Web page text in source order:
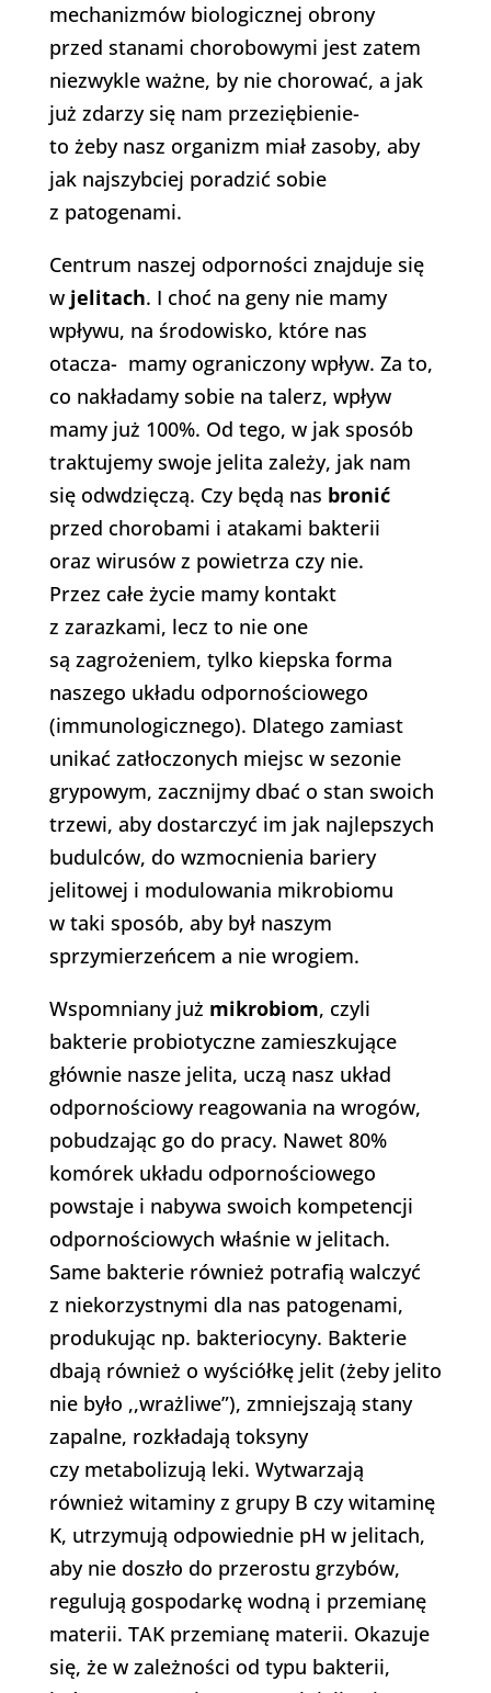
mechanizmów biologicznej obrony
przed stanami chorobowymi jest zatem
niezwykle ważne, by nie chorować, a jak
już zdarzy się nam przeziębienie-
to żeby nasz organizm miał zasoby, aby
jak najszybciej poradzić sobie
z patogenami.
Centrum naszej odporności znajduje się
wjelitach. I choć na geny nie mamy
wpływu, na środowisko, które nas
otacza- mamy ograniczony wpływ. Za to,
co nakładamy sobie na talerz, wpływ
mamy już 100%. Od tego, w jak sposób
traktujemy swoje jelita zależy, jak nam
się odwdzięczą. Czy będą nas bronić
przed chorobami i atakami bakterii
oraz wirusów z powietrza czy nie.
Przez całe życie mamy kontakt
z zarazkami, lecz to nie one
są zagrożeniem, tylko kiepska forma
naszego układu odpornościowego
(immunologicznego). Dlatego zamiast
unikać zatłoczonych miejsc w sezonie
grypowym, zacznijmy dbać o stan swoich
trzewi, aby dostarczyć im jak najlepszych
budulców, do wzmocnienia bariery
jelitowej i modulowania mikrobiomu
w taki sposób, aby był naszym
sprzymierzeńcem a nie wrogiem.
Wspomniany już mikrobiom, czyli
bakterie probiotyczne zamieszkujące
głównie nasze jelita, uczą nasz układ
odpornościowy reagowania na wrogów,
pobudzając go do pracy. Nawet 80%
komórek układu odpornościowego
powstaje i nabywa swoich kompetencji
odpornościowych właśnie w jelitach.
Same bakterie również potrafią walczyć
z niekorzystnymi dla nas patogenami,
produkując np. bakteriocyny. Bakterie
dbają również o wyściółkę jelit (żeby jelito
nie było ,,wrażliwe”), zmniejszają stany
zapalne, rozkładają toksyny
czy metabolizują leki. Wytwarzają
również witaminy z grupy B czy witaminę
K, utrzymują odpowiednie pH w jelitach,
aby nie doszło do przerostu grzybów,
regulują gospodarkę wodną i przemianę
materii. TAK przemianę materii. Okazuje
się, że w zależności od typu bakterii,